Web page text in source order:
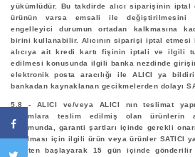
yükümlüdür. Bu takdirde alıcı siparişinin
ürünün varsa emsali ile değiştirilmesini
engelleyici durumun ortadan kalkmasına
birini kullanabilir. Alıcının siparişi iptal etmesi
alıcıya ait kredi kartı fişinin iptali ve ilgili
edilmesi konusunda ilgili banka nezdinde
elektronik posta aracılığı ile ALICI ya
bankadan kaynaklanan gecikmelerden dolayı
5.8 - ALICI ve/veya ALICI nın teslimat
kurumlara teslim edilmiş olan ürünlerin
durumunda, garanti şartları içinde gerekli
yapılması için ilgili ürün veya ürünler SATICI
tarihten başlayarak 15 gün içinde